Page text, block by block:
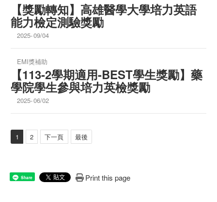
【獎勵轉知】高雄醫學大學培力英語
能力檢定測驗獎勵
2025-09/04
EMI獎補助
【113-2學期適用-BEST學生獎勵】藥
學院學生參與培力英檢獎勵
2025-06/02
1 2 下一頁 最後
Share Print this page